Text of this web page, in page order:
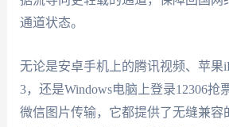
通道状态。
无论是安卓手机上的腾讯视频、苹果
3，还是Windows电脑上登录12306抢
微信图片传输，它都提供了无缝兼容